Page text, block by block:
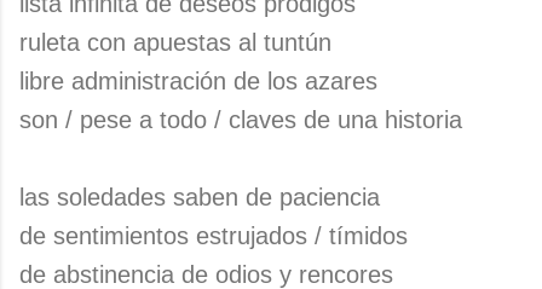
ruleta con apuestas al tuntún
libre administración de los azares
son / pese a todo / claves de una historia
las soledades saben de paciencia
de sentimientos estrujados / tímidos
de abstinencia de odios y rencores